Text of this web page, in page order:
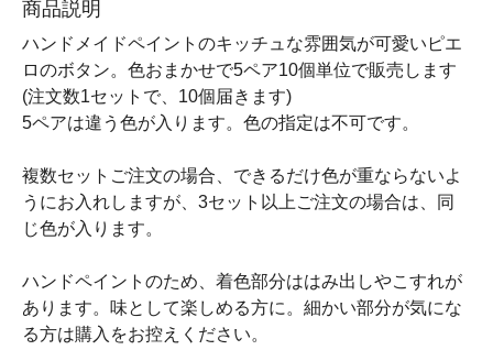
商品説明
ハンドメイドペイントのキッチュな雰囲気が可愛いピエ
ロのボタン。色おまかせで5ペア10個単位で販売します
(注文数1セットで、10個届きます)
5ペアは違う色が入ります。色の指定は不可です。
複数セットご注文の場合、できるだけ色が重ならないよ
うにお入れしますが、3セット以上ご注文の場合は、同
じ色が入ります。
ハンドペイントのため、着色部分ははみ出しやこすれが
あります。味として楽しめる方に。細かい部分が気にな
る方は購入をお控えください。